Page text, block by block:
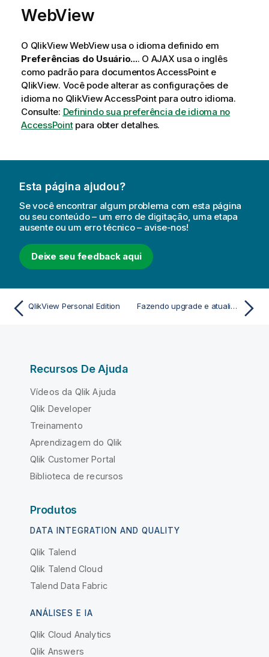
WebView
O QlikViewWebView usa o idioma definido em
Preferências do Usuário.... O AJAX usa o inglês
como padrão para documentos AccessPoint e
QlikView. Você pode alterar as configurações de
idioma no QlikViewAccessPoint para outro idioma.
Consulte: Definindo sua preferência de idioma no
AccessPointpara obter detalhes.
Esta página ajudou?
Se você encontrar algum problema com esta página
ou seu conteúdo – um erro de digitação, uma etapa
ausente ou um erro técnico – avise-nos!
Deixe seu feedback aqui
QlikView Personal Edition Fazendo upgrade e atualizando o QlikView Desktop
Recursos De Ajuda
Vídeos da Qlik Ajuda
Qlik Developer
Treinamento
Aprendizagem do Qlik
Qlik Customer Portal
Biblioteca de recursos
Produtos
DATA INTEGRATION AND QUALITY
Qlik Talend
Qlik Talend Cloud
Talend Data Fabric
ANÁLISES E IA
Qlik Cloud Analytics
Qlik Answers